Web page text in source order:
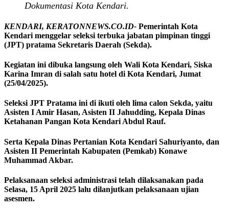
Dokumentasi Kota Kendari.
KENDARI, KERATONNEWS.CO.ID- Pemerintah Kota
Kendari menggelar seleksi terbuka jabatan pimpinan tinggi
(JPT) pratama Sekretaris Daerah (Sekda).
Kegiatan ini dibuka langsung oleh Wali Kota Kendari, Siska
Karina Imran di salah satu hotel di Kota Kendari, Jumat
(25/04/2025).
Seleksi JPT Pratama ini di ikuti oleh lima calon Sekda, yaitu
Asisten I Amir Hasan, Asisten II Jahudding, Kepala Dinas
Ketahanan Pangan Kota Kendari Abdul Rauf.
Serta Kepala Dinas Pertanian Kota Kendari Sahuriyanto, dan
Asisten II Pemerintah Kabupaten (Pemkab) Konawe
Muhammad Akbar.
Pelaksanaan seleksi administrasi telah dilaksanakan pada
Selasa, 15 April 2025 lalu dilanjutkan pelaksanaan ujian
asesmen.